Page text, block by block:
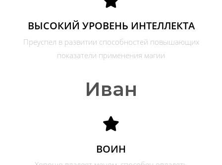
ВЫСОКИЙ УРОВЕНЬ ИНТЕЛЛЕКТА
Преуспел в развитии способностей повышающих
показатели применения магии
Иван
ВОИН